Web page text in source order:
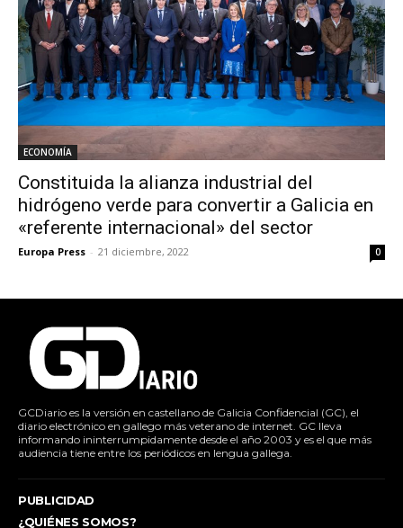
ECONOMÍA
Constituida la alianza industrial del
hidrógeno verde para convertir a Galicia en
«referente internacional» del sector
Europa Press - 21 diciembre, 2022 0
GCDiario es la versión en castellano de Galicia Confidencial (GC), el
diario electrónico en gallego más veterano de internet. GC lleva
informando ininterrumpidamente desde el año 2003 y es el que más
audiencia tiene entre los periódicos en lengua gallega.
PUBLICIDAD
¿QUIÉNES SOMOS?